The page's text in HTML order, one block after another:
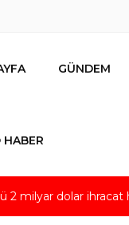
GÜNDEM
HABER
2 milyar dolar ihracat